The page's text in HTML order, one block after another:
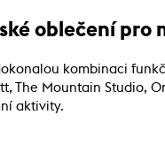
oblečení
kombinaci
The Mountain Studio,
aktivity.